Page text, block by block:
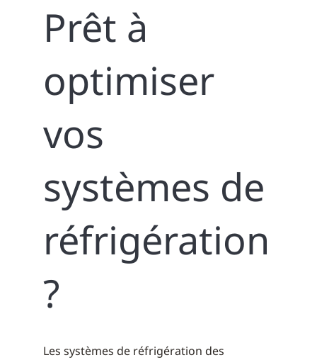
Prêt à
optimiser
vos
systèmes de
réfrigération
?
Les systèmes de réfrigération des